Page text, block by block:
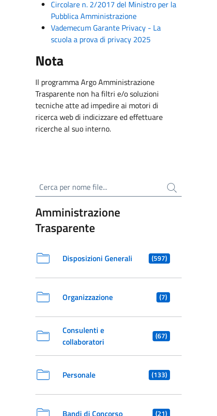
Circolare n. 2/2017 del Ministro per la
Pubblica Amministrazione
Vademecum Garante Privacy - La
scuola a prova di privacy 2025
Nota
Il programma Argo Amministrazione
Trasparente non ha filtri e/o soluzioni
tecniche atte ad impedire ai motori di
ricerca web di indicizzare ed effettuare
ricerche al suo interno.
Cerca per nome file
Amministrazione
Trasparente
Disposizioni Generali (597)
Organizzazione (7)
Consulenti e
collaboratori
(67)
Personale (133)
Bandi di Concorso (21)